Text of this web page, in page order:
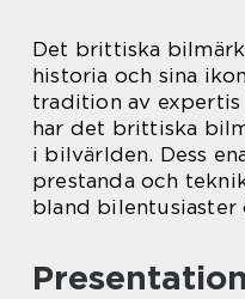
Det brittiska
historia och sina
tradition av
har det brittiska
i bilvärlden. Dess
prestanda och
bland bilentusiaster